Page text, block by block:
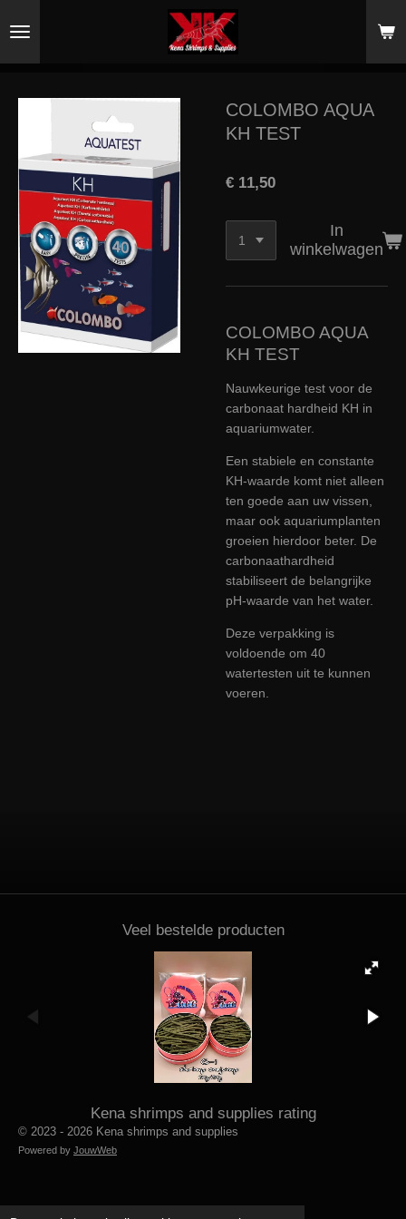
direct
hoofdinhoud
COLOMBO AQUA
KH TEST
€ 11,50
In
winkelwagen
COLOMBO AQUA
KH TEST
Nauwkeurige test voor de
carbonaat hardheid KH in
aquariumwater.
Een stabiele en constante
KH-waarde komt niet alleen
ten goede aan uw vissen,
maar ook aquariumplanten
groeien hierdoor beter. De
carbonaathardheid
stabiliseert de belangrijke
pH-waarde van het water.
Deze verpakking is
voldoende om 40
watertesten uit te kunnen
voeren.
Veel bestelde producten
Kena shrimps and supplies rating
© 2023 - 2026 Kena shrimps and supplies
Powered by JouwWeb